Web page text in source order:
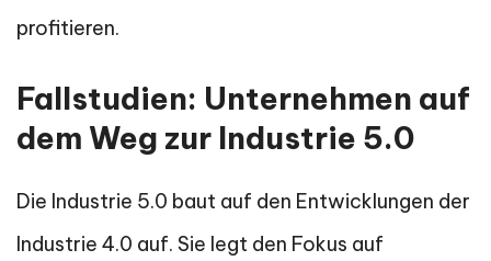
profitieren.
Fallstudien: Unternehmen auf
dem Weg zur Industrie 5.0
Die Industrie 5.0 baut auf den Entwicklungen der
Industrie 4.0 auf. Sie legt den Fokus auf